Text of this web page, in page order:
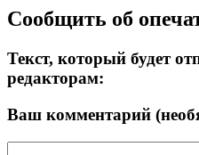
Сообщить об
Текст, который будет
редакторам:
Ваш комментарий